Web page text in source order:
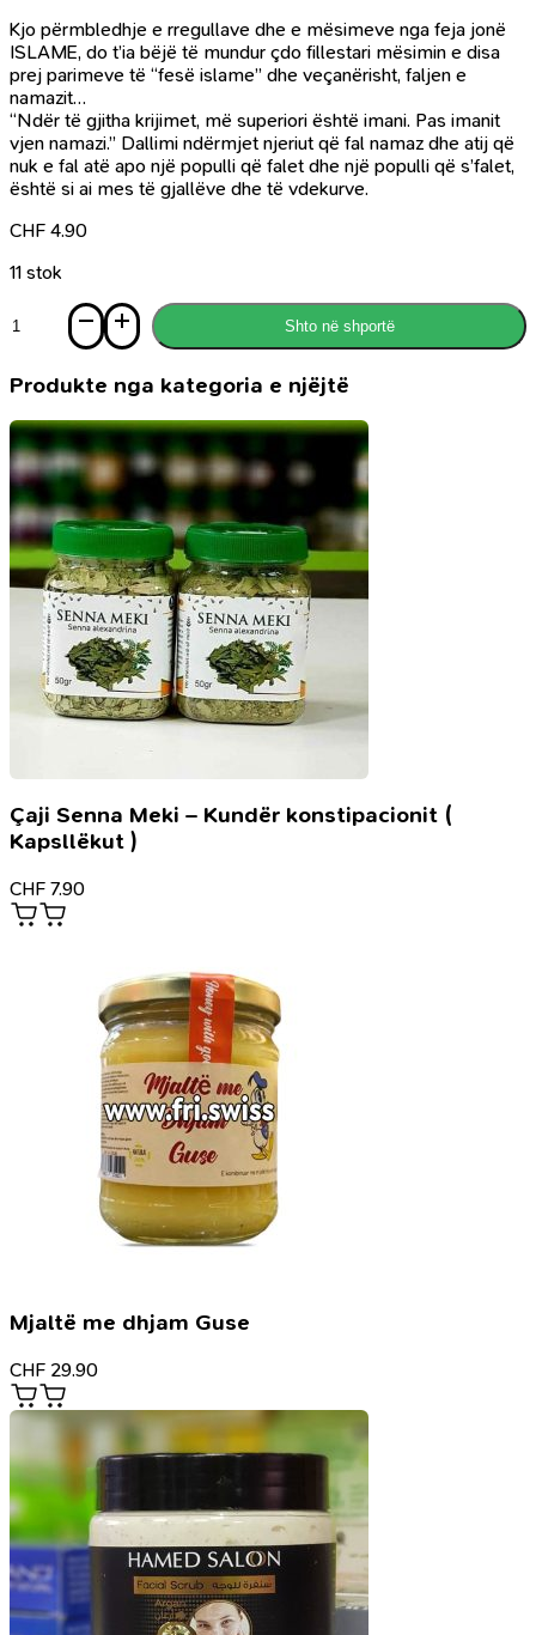
Kjo përmbledhje e rregullave dhe e mësimeve nga feja jonë
ISLAME, do t’ia bëjë të mundur çdo fillestari mësimin e disa
prej parimeve të “fesë islame” dhe veçanërisht, faljen e
namazit…
“Ndër të gjitha krijimet, më superiori është imani. Pas imanit
vjen namazi.” Dallimi ndërmjet njeriut që fal namaz dhe atij që
nuk e fal atë apo një populli që falet dhe një populli që s’falet,
është si ai mes të gjallëve dhe të vdekurve.
CHF 4.90
11 stok
Ilmihal
Përmbledhje
shkurtër
mësimesh
e
regullash
islame
Shto në shportë
Produkte nga kategoria e njëjtë
Çaji Senna Meki – Kundër konstipacionit (
Kapsllëkut )
CHF 7.90
Mjaltë me dhjam Guse
CHF 29.90